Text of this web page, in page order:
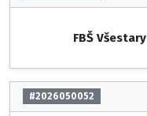
FBŠ Všestary
#2026050052